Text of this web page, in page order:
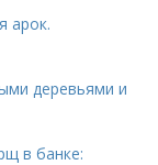
арок.
деревьями и
в банке: